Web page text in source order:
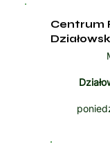
Centrum